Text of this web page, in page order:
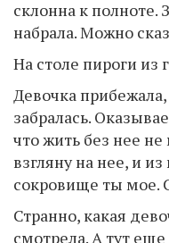
склонна к
набрала. Можно
На столе пироги из
Девочка
забралась.
что жить без нее
взгляну на нее, и
сокровище ты мое.
Странно, какая
смотрела. А тут